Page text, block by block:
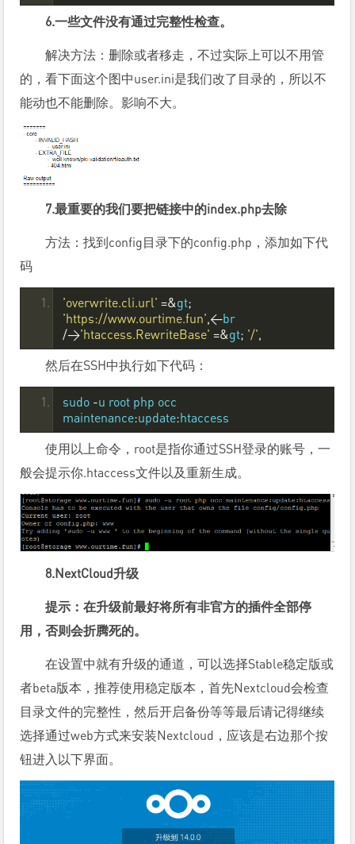
6.一些文件没有通过完整性检查。
解决方法：删除或者移走，不过实际上可以不用管
的，看下面这个图中user.ini是我们改了目录的，所以不
能动也不能删除。影响不大。
7.最重要的我们要把链接中的index.php去除
方法：找到config目录下的config.php，添加如下代
码
'overwrite.cli.url' =&gt;
'https://www.ourtime.fun',<
/>'htaccess.RewriteBase' =&gt; '/',
然后在SSH中执行如下代码：
sudo -u root php occ
maintenance:update:htaccess
使用以上命令，root是指你通过SSH登录的账号，一
般会提示你.htaccess文件以及重新生成。
8.NextCloud升级
提示：在升级前最好将所有非官方的插件全部停
用，否则会折腾死的。
在设置中就有升级的通道，可以选择Stable稳定版或
者beta版本，推荐使用稳定版本，首先Nextcloud会检查
目录文件的完整性，然后开启备份等等最后请记得继续
选择通过web方式来安装Nextcloud，应该是右边那个按
钮进入以下界面。